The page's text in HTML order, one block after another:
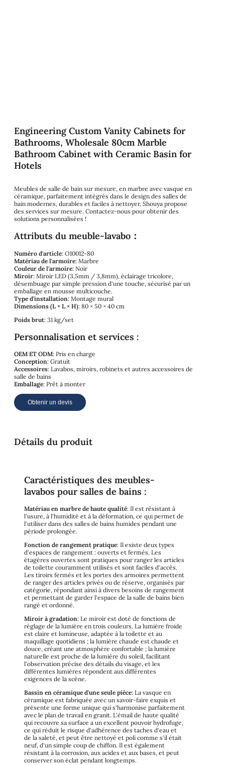
Engineering Custom Vanity Cabinets for
Bathrooms, Wholesale 80cm Marble
Bathroom Cabinet with Ceramic Basin for
Hotels
Meubles de salle de bain sur mesure, en marbre avec vasque en
céramique, parfaitement intégrés dans le design des salles de
bain modernes, durables et faciles à nettoyer. Shouya propose
des services sur mesure. Contactez-nous pour obtenir des
solutions personnalisées !
Attributs du meuble-lavabo：
Numéro d'article: O10012-80
Matériau de l'armoire: Marbre
Couleur de l'armoire: Noir
Miroir: Miroir LED (3,5mm / 3,8mm), éclairage tricolore,
désembuage par simple pression d'une touche, sécurisé par un
emballage en mousse multicouche.
Type d'installation: Montage mural
Dimensions (L × L × H): 80 × 50 × 40 cm
Poids brut: 31 kg/set
Personnalisation et services :
OEM ET ODM: Pris en charge
Conception: Gratuit
Accessoires: Lavabos, miroirs, robinets et autres accessoires de
salle de bains
Emballage: Prêt à monter
Obtenir un devis
Détails du produit
Caractéristiques des meubles-
lavabos pour salles de bains :
Matériau en marbre de haute qualité: Il est résistant à
l'usure, à l'humidité et à la déformation, ce qui permet de
l'utiliser dans des salles de bains humides pendant une
période prolongée.
Fonction de rangement pratique: Il existe deux types
d'espaces de rangement : ouverts et fermés. Les
étagères ouvertes sont pratiques pour ranger les articles
de toilette couramment utilisés et sont faciles d'accès.
Les tiroirs fermés et les portes des armoires permettent
de ranger des articles privés ou de réserve, organisés par
catégorie, répondant ainsi à divers besoins de rangement
et permettant de garder l'espace de la salle de bains bien
rangé et ordonné.
Miroir à gradation: Le miroir est doté de fonctions de
réglage de la lumière en trois couleurs. La lumière froide
est claire et lumineuse, adaptée à la toilette et au
maquillage quotidiens ; la lumière chaude est chaude et
douce, créant une atmosphère confortable ; la lumière
naturelle est proche de la lumière du soleil, facilitant
l'observation précise des détails du visage, et les
différentes lumières répondent aux différentes
exigences de la scène.
Bassin en céramique d'une seule pièce: La vasque en
céramique est fabriquée avec un savoir-faire exquis et
présente une forme unique qui s'harmonise parfaitement
avec le plan de travail en granit. L'émail de haute qualité
qui recouvre sa surface a un excellent pouvoir hydrofuge,
ce qui réduit le risque d'adhérence des taches d'eau et
de la saleté, et peut être nettoyé et poli comme s'il était
neuf, d'un simple coup de chiffon. Il est également
résistant à la corrosion, aux acides et aux bases, et peut
conserver son éclat pendant longtemps.